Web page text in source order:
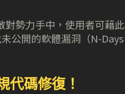
對勢力手中，使用者可藉此
公開的軟體漏洞（N-Days
代碼修復！